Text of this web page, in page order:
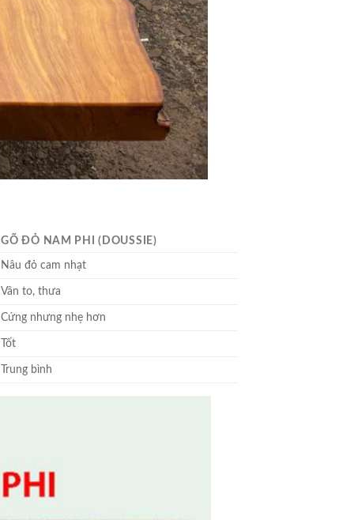
GÕ ĐỎ NAM PHI (DOUSSIE)
Nâu đỏ cam nhạt
Vân to, thưa
Cứng nhưng nhẹ hơn
Tốt
Trung bình